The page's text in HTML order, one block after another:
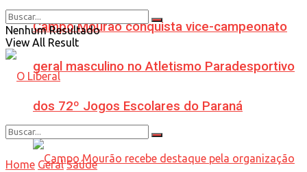
Campo Mourão conquista vice-campeonato
geral masculino no Atletismo Paradesportivo
dos 72º Jogos Escolares do Paraná
Nenhum Resultado
View All Result
Home Geral Saúde